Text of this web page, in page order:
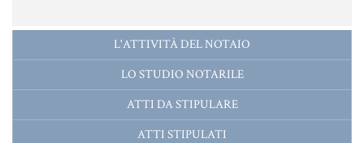
L'ATTIVITÀ DEL NOTAIO
LO STUDIO NOTARILE
ATTI DA STIPULARE
ATTI STIPULATI